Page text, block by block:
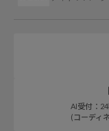
AI受付：
(コーディ